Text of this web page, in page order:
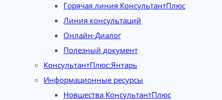
Горячая линия КонсультантПлюс
Линия консультаций
Онлайн-Диалог
Полезный документ
КонсультантПлюс:Янтарь
Информационные ресурсы
Новшества КонсультантПлюс